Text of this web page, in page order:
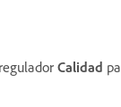
Calidad